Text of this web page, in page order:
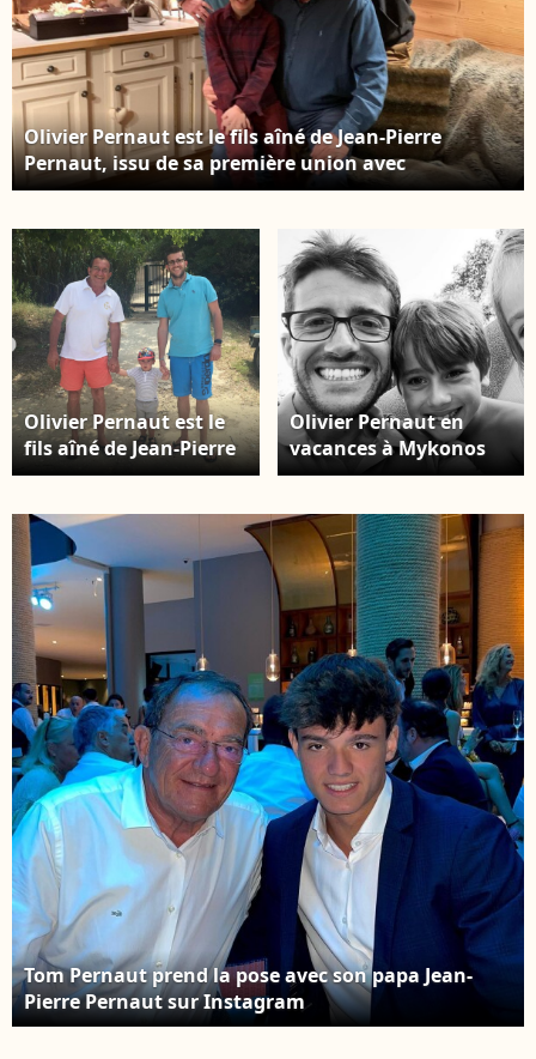
Olivier Pernaut est le fils aîné de Jean-Pierre
Pernaut, issu de sa première union avec
Dominique Bonnet - Instagram
Olivier Pernaut est le
fils aîné de Jean-Pierre
Pernaut, issu de sa
Dominique Bonnet -
Instagram
Olivier Pernaut en
vacances à Mykonos
avec sa femme
enfants, Léo et Rose -
Instagram
Tom Pernaut prend la pose avec son papa Jean-
Pierre Pernaut sur Instagram